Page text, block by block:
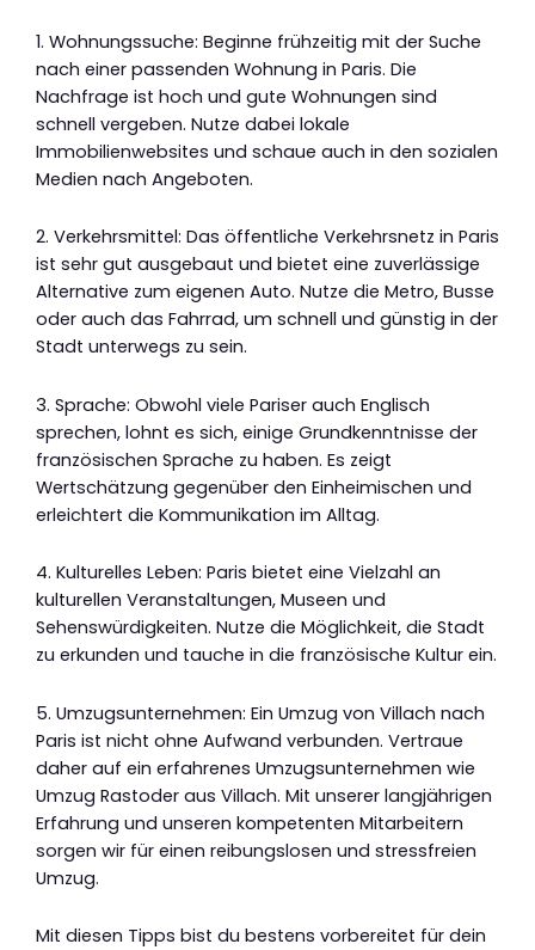
1. Wohnungssuche: Beginne frühzeitig mit der Suche
nach einer passenden Wohnung in Paris. Die
Nachfrage ist hoch und gute Wohnungen sind
schnell vergeben. Nutze dabei lokale
Immobilienwebsites und schaue auch in den sozialen
Medien nach Angeboten.
2. Verkehrsmittel: Das öffentliche Verkehrsnetz in Paris
ist sehr gut ausgebaut und bietet eine zuverlässige
Alternative zum eigenen Auto. Nutze die Metro, Busse
oder auch das Fahrrad, um schnell und günstig in der
Stadt unterwegs zu sein.
3. Sprache: Obwohl viele Pariser auch Englisch
sprechen, lohnt es sich, einige Grundkenntnisse der
französischen Sprache zu haben. Es zeigt
Wertschätzung gegenüber den Einheimischen und
erleichtert die Kommunikation im Alltag.
4. Kulturelles Leben: Paris bietet eine Vielzahl an
kulturellen Veranstaltungen, Museen und
Sehenswürdigkeiten. Nutze die Möglichkeit, die Stadt
zu erkunden und tauche in die französische Kultur ein.
5. Umzugsunternehmen: Ein Umzug von Villach nach
Paris ist nicht ohne Aufwand verbunden. Vertraue
daher auf ein erfahrenes Umzugsunternehmen wie
Umzug Rastoder aus Villach. Mit unserer langjährigen
Erfahrung und unseren kompetenten Mitarbeitern
sorgen wir für einen reibungslosen und stressfreien
Umzug.
Mit diesen Tipps bist du bestens vorbereitet für dein